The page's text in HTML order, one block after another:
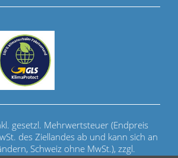
gesetzl. Mehrwertsteuer (Endpreis
des Ziellandes ab und kann sich an
Schweiz ohne MwSt.), zzgl.